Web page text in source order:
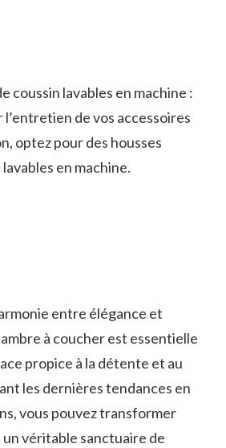
coussin lavables en machine :
de vos accessoires
optez pour des housses
en machine.
entre élégance et
à coucher est essentielle
propice à la détente et au
les dernières tendances en
vous pouvez transformer
véritable sanctuaire de